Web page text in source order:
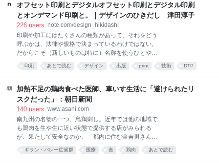
で消し
プレゼン！！プレゼン！！！ その視点、その愛情、そ
の圧力ーー。全てにおいてシーズン15を凌駕ッ！！ 銀
河系初の邦画プレゼン漫画、…今回もがっぷり四つで
す！！ 【※映画について語る若人の部への映画相談
も、「ファンレターを送る」からご応募ください。質
問の冒頭に【映画相談】とタイトルを付けて、ペンネ
ームも忘れずにご記入ください。（例：【映画相談】
P.N. ホウキチ）※質問を漫画で紹介する際は、質問内
オフセット印刷とデジタルオフセット印刷とデジタル印刷
とオンデマンド印刷と。｜デザインのひきだし 津田淳子
226 users note.com/design_hikidashi
印刷や加工にはたくさんの種類があって、それをどう
呼ぶかは、法律や規格で決まっているわけではない。
だからこそ（新しいものは特に）名称を使うひとや会
社によって違っていたりもする。それが混乱のもとに
なることもあるので、私なりに整理をしてみたいと思
仲間たちについて説明しよう。 オフセット印刷とは？
オフセット印刷はよく聞く名前だと思う。多くの場合
は、PS版と呼ばれる平らな版を使って印刷する手法の
になんで刷れるの？ と思うかもしれないが、これは
平たい版の表面を親油性と親水性とに性質を分けるこ
とで、親油性の部分にのみインキがついて、絵柄や文
字を印刷できるのだ。 今、さらっと「平版印刷とも呼
印刷 あとで読む デザイン 出版 print 技術 DTP
加熱不足の鶏肉食べた医師、車いす生活に「避けられたリ
スクだった」：朝日新聞
140 users www.asahi.com
南九州の名物の一つ、鳥鶏刺し。近年では他の地域で
も鶏肉を生や生に近い状態で提供する店がみられる
が、果たして安全なのか。 都内に住む金吉男さん
(67)は2023年12月27日朝、自宅で左手に違和感を覚…
ギラン・バレー症候群 医療 食 鶏肉 あとで読む